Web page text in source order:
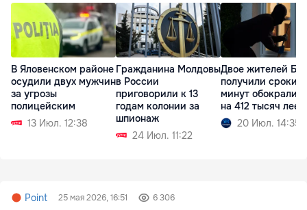
В Яловенском районе
осудили двух мужчин
за угрозы
полицейским
13 Июл. 12:38
Гражданина Молдовы
в России
приговорили к 13
годам колонии за
шпионаж
24 Июл. 11:22
Двое жителей
получили сроки:
минут обокрали
на 412 тысяч леев
20 Июл. 14:35
Point 25 мая 2026, 16:51 6 306